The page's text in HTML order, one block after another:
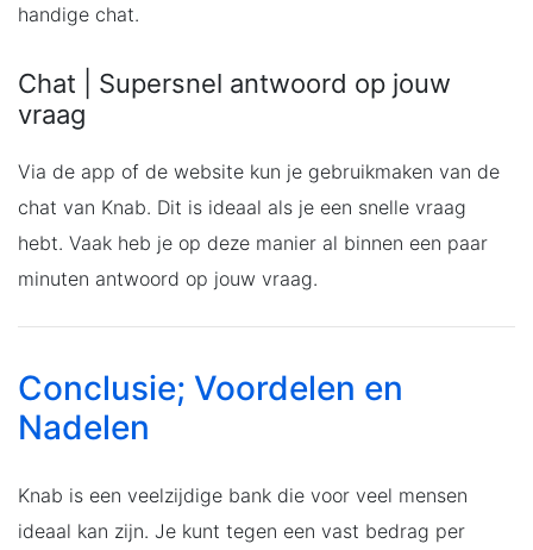
handige chat.
Chat | Supersnel antwoord op jouw
vraag
Via de app of de website kun je gebruikmaken van de
chat van Knab. Dit is ideaal als je een snelle vraag
hebt. Vaak heb je op deze manier al binnen een paar
minuten antwoord op jouw vraag.
Conclusie; Voordelen en
Nadelen
Knab is een veelzijdige bank die voor veel mensen
ideaal kan zijn. Je kunt tegen een vast bedrag per